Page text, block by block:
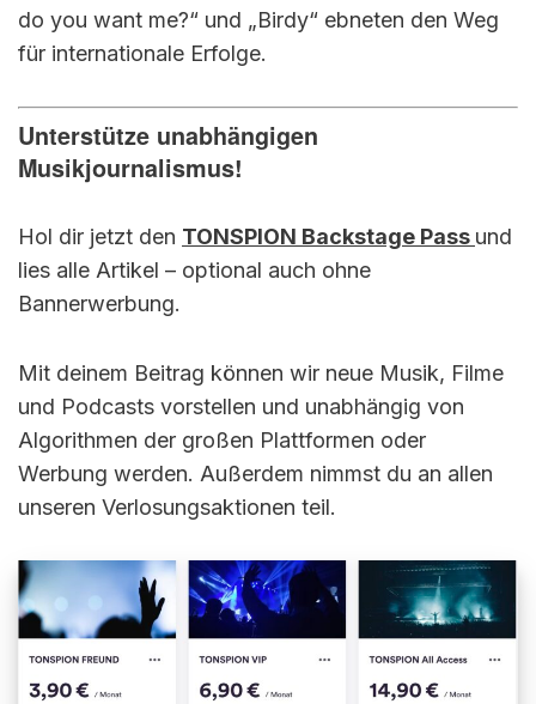
do you want me?“ und „Birdy“ ebneten den Weg
für internationale Erfolge.
Unterstütze unabhängigen
Musikjournalismus!
Hol dir jetzt den TONSPION Backstage Pass und
lies alle Artikel – optional auch ohne
Bannerwerbung.
Mit deinem Beitrag können wir neue Musik, Filme
und Podcasts vorstellen und unabhängig von
Algorithmen der großen Plattformen oder
Werbung werden. Außerdem nimmst du an allen
unseren Verlosungsaktionen teil.